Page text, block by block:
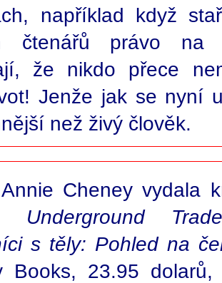
například když
čtenářů právo na
že nikdo přece
Jenže jak se nyní
než živý člověk.
Cheney vydala
Underground
s těly: Pohled na
Books, 23.95